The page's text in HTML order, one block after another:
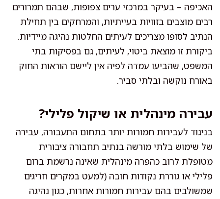
האכיפה – בעיקר במרכזי ערים צפופות, שבהם תמרורים
רבים מוצבים בזוויות בעייתיות, והמרחקים בין תחילת
הנתיב לסופו מצריכים לעיתים החלטות נהיגה מיידיות.
ביקורת זו מוצאת ביטוי, לעיתים, גם בפסיקות בתי
המשפט, שהביעו עמדה לפיה אין ליישם הוראות החוק
באורח נוקשה ובלתי סביר.
עבירה מינהלית או שיקול פלילי?
בניגוד לעבירות חמורות יותר בתחום התעבורה, עבירה
של שימוש בלתי מורשה בנתיב תחבורה ציבורית
מטופלת לרוב כהפרה מינהלית שאינה נרשמת ברום
פלילי או גוררת נקודות חובה (למעט במקרים חריגים
שמשולבים בהם עבירות חמורות אחרות, כגון נהיגה